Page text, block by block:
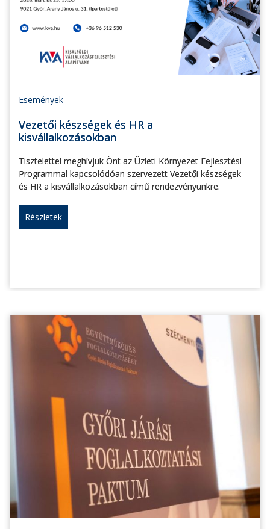
Események
Vezetői készségek és HR a
kisvállalkozásokban
Tisztelettel meghívjuk Önt az Üzleti Környezet Fejlesztési
Programmal kapcsolódóan szervezett Vezetői készségek
és HR a kisvállalkozásokban című rendezvényünkre.
Részletek